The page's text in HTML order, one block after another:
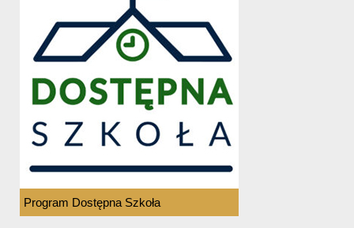
Program Dostępna Szkoła